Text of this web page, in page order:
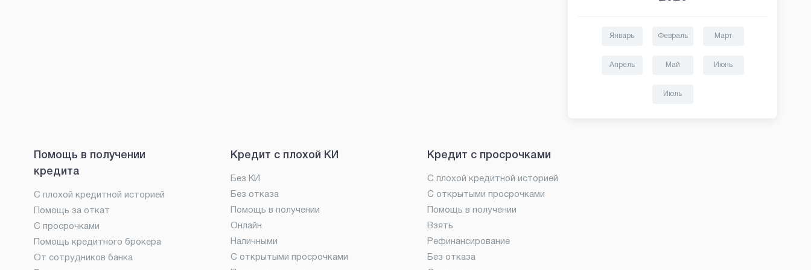
Январь Февраль Март
Апрель Май Июнь
Июль
Помощь в получении
кредита
С плохой кредитной историей
Помощь за откат
С просрочками
Помощь кредитного брокера
От сотрудников банка
Кредит с плохой КИ
Без КИ
Без отказа
Помощь в получении
Онлайн
Наличными
С открытыми просрочками
Кредит с просрочками
С плохой кредитной историей
С открытыми просрочками
Помощь в получении
Взять
Рефинансирование
Без отказа